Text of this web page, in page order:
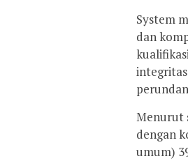
System
dan
Menurut
dengan
umum)